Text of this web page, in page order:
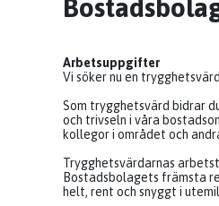
Arbetsuppgifter
Vi söker nu en
Som trygghetsvärd bidrar
och trivseln i våra
kollegor i området och
Trygghetsvärdarnas
Bostadsbolagets främsta
helt, rent och snyggt i